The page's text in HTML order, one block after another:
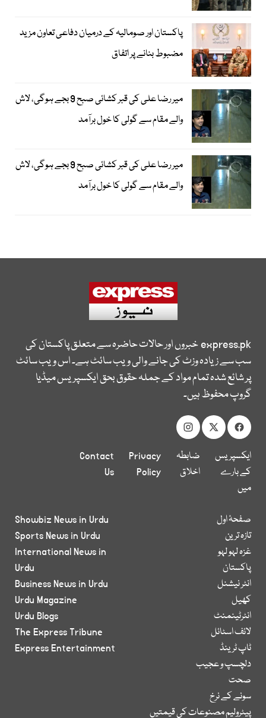
پاکستان اور صومالیہ کے درمیان دفاعی تعاون مزید
مضبوط بنانے پر اتفاق
میر رضا علی کی قبر کشائی صبح 9 بجے ہوگی، لاش
والے مقام سے گولی کا خول برآمد
میر رضا علی کی قبر کشائی صبح 9 بجے ہوگی، لاش
والے مقام سے گولی کا خول برآمد
express.pkخبروں اور حالات حاضرہ سے متعلق پاکستان کی
سب سے زیادہ وزٹ کی جانے والی ویب سائٹ ہے۔ اس ویب سائٹ
پر شائع شدہ تمام مواد کے جملہ حقوق بحق ایکسپریس میڈیا
گروپ محفوظ ہیں۔
ایکسپریس
کے بارے
میں
ضابطہ
اخلاق
Privacy
Policy
Contact
Us
صفحۂ اول
تازہ ترین
غزہ لہو لہو
پاکستان
انٹر نیشنل
کھیل
انٹرٹینمنٹ
لائف اسٹائل
ٹاپ ٹرینڈ
دلچسپ و عجیب
صحت
سونے کے نرخ
پیٹرولیم مصنوعات کی قیمتیں
Showbiz News in Urdu
Sports News in Urdu
International News in
Urdu
Business News in Urdu
Urdu Magazine
Urdu Blogs
The Express Tribune
Express Entertainment